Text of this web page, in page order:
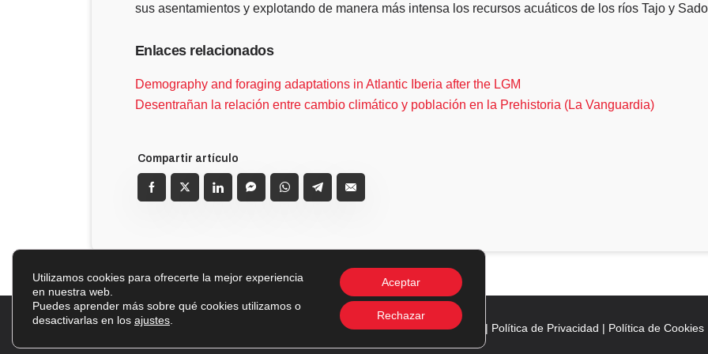
sus asentamientos y explotando de manera más intensa los recursos acuáticos de los ríos Tajo y
Enlaces relacionados
Demography and foraging adaptations in Atlantic Iberia after the LGM
Desentrañan la relación entre cambio climático y población en la Prehistoria (La Vanguardia)
2026 © Accent |Aviso Legal | Política de Privacidad | Política de Cookies
Utilizamos cookies para ofrecerte la mejor experiencia
en nuestra web.
Puedes aprender más sobre qué cookies utilizamos o
desactivarlas en los ajustes
Aceptar
Rechazar